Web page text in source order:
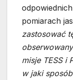
pomiarach
zastosować
misje TESS i
w jaki